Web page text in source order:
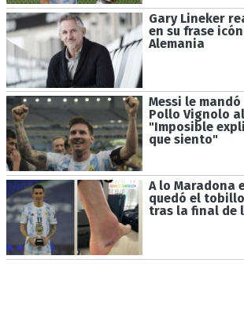
Gary Lineker
en su frase
Alemania
Messi le
Pollo Vignolo
"Imposible
que siento"
A lo Maradona
quedó el
tras la final de